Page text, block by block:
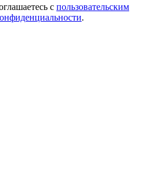
с пользовательским
.